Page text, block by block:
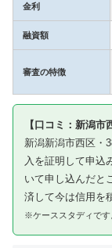
金利
融資額
審査の特徴
【口コミ：新潟市
新潟新潟市西区・
入を証明して申込
いて申し込んだと
済して今は信用を
※ケーススタディです